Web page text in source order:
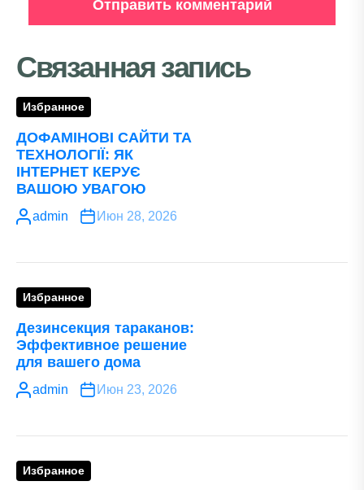
Связанная запись
Избранное
ДОФАМІНОВІ САЙТИ ТА
ТЕХНОЛОГІЇ: ЯК
ІНТЕРНЕТ КЕРУЄ
ВАШОЮ УВАГОЮ
admin Июн 28, 2026
Избранное
Дезинсекция тараканов:
Эффективное решение
для вашего дома
admin Июн 23, 2026
Избранное